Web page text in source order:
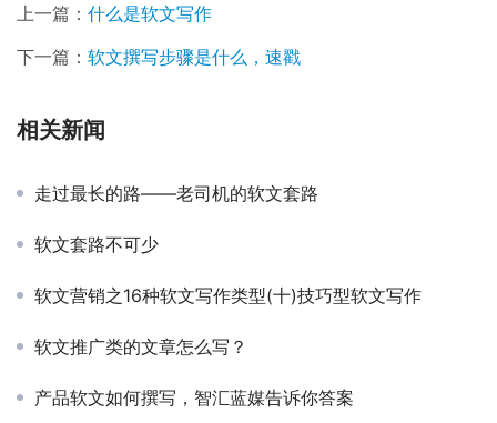
上一篇： 什么是软文写作
下一篇： 软文撰写步骤是什么，速戳
相关新闻
走过最长的路——老司机的软文套路
软文套路不可少
软文营销之16种软文写作类型(十)技巧型软文写作
软文推广类的文章怎么写？
产品软文如何撰写，智汇蓝媒告诉你答案